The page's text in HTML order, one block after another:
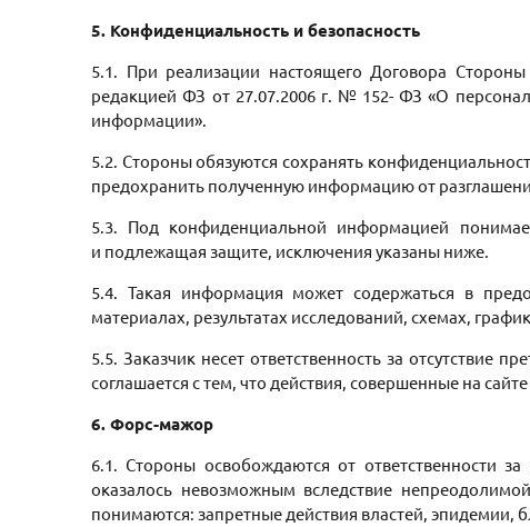
5. Конфиденциальность и безопасность
5.1. При реализации настоящего Договора
редакцией ФЗ от 27.07.2006 г. № 152- ФЗ «О
информации».
5.2. Стороны обязуются сохранять
предохранить полученную информацию от
5.3. Под конфиденциальной информацией
и подлежащая защите, исключения указаны ниже.
5.4. Такая информация может содержаться в
материалах, результатах исследований, схемах,
5.5. Заказчик несет ответственность за
соглашается с тем, что действия, совершенные на
6. Форс-мажор
6.1. Стороны освобождаются от ответственности
оказалось невозможным вследствие
понимаются: запретные действия властей, эпидемии,